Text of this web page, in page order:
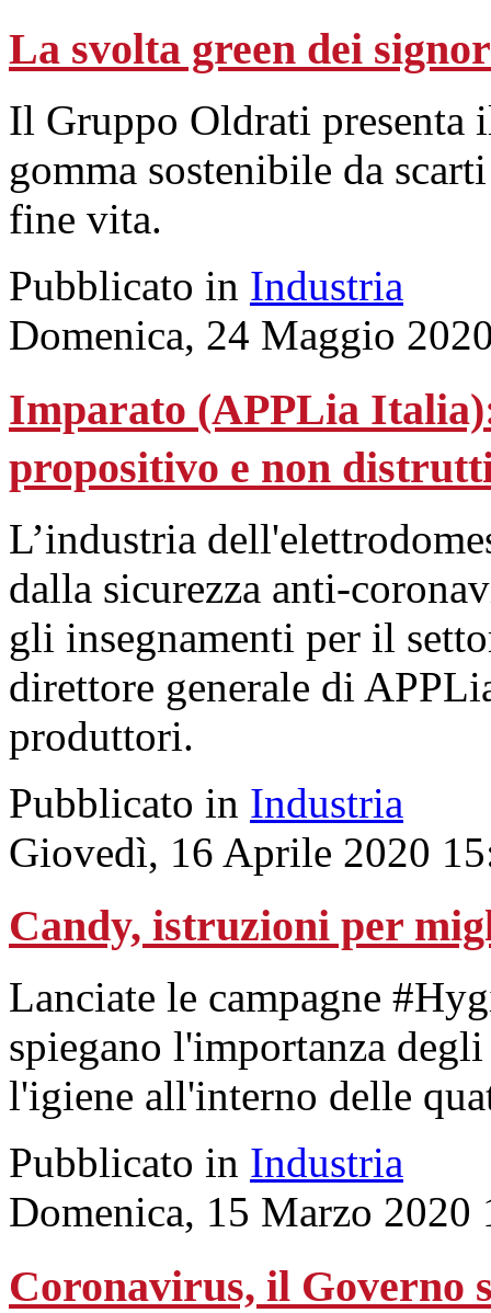
La svolta green dei
Il Gruppo Oldrati presenta
gomma sostenibile da
fine vita.
Pubblicato in Industria
Domenica, 24 Maggio
Imparato (APPLia
propositivo e non
L’industria
dalla sicurezza anti-
gli insegnamenti per il
direttore generale di
produttori.
Pubblicato in Industria
Giovedì, 16 Aprile 2020
Candy, istruzioni per
Lanciate le campagne
spiegano l'importanza
l'igiene all'interno delle
Pubblicato in Industria
Domenica, 15 Marzo 2020
Coronavirus, il Governo